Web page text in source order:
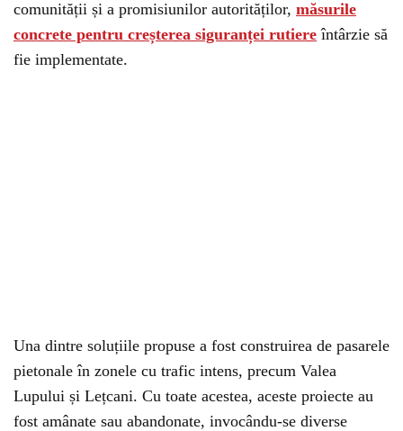
comunității și a promisiunilor autorităților, măsurile
concrete pentru creșterea siguranței rutiere întârzie să
fie implementate.
Una dintre soluțiile propuse a fost construirea de pasarele
pietonale în zonele cu trafic intens, precum Valea
Lupului și Lețcani. Cu toate acestea, aceste proiecte au
fost amânate sau abandonate, invocându-se diverse